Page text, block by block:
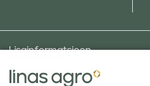
Lisainformatsioon
Taluniku põllugalerii